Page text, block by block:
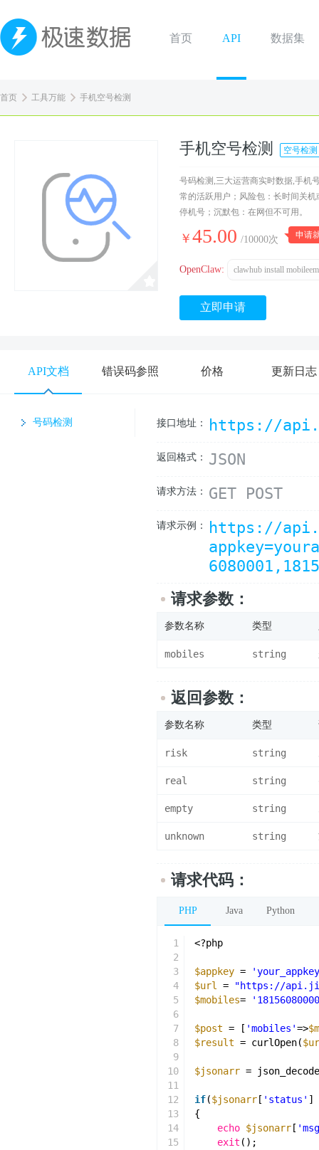
首页 API 数据集
首页 工具万能 手机空号检测
手机空号检测 空号检测
号码检测,三大运营商实时数据,手机
常的活跃用户；风险包：长时间关
停机号；沉默包：在网但不可用。
￥ 45.00 /10000次 申请
OpenClaw: clawhub install
立即申请
API文档 错误码参照 价格 更新日志
号码检测 接口地址： https://
返回格式： JSON
请求方法： GET POST
请求示例：
https://
请求参数：
参数名称 类型
mobiles string
返回参数：
参数名称 类型
risk string
real string
empty string
unknown string
请求代码：
PHP Java Python
1
2
3
4
5
6
7
8
9
10
11
12
13
14
15
<?php
$appkey =
$url
=
"https://
$mobiles=
$post = [ 'mobiles'=>
$result = curlOpen(
$jsonarr =
if($jsonarr [ 'status' ]
{
echo $jsonarr [
exit ();